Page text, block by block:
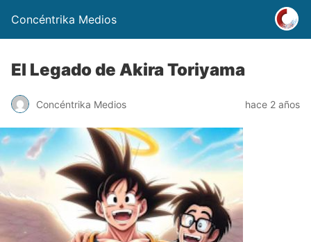
Concéntrika Medios
El Legado de Akira Toriyama
Concéntrika Medios hace 2 años